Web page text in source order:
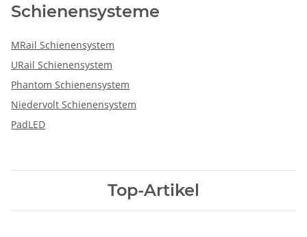
Schienensysteme
MRail Schienensystem
URail Schienensystem
Phantom Schienensystem
Niedervolt Schienensystem
PadLED
Top-Artikel